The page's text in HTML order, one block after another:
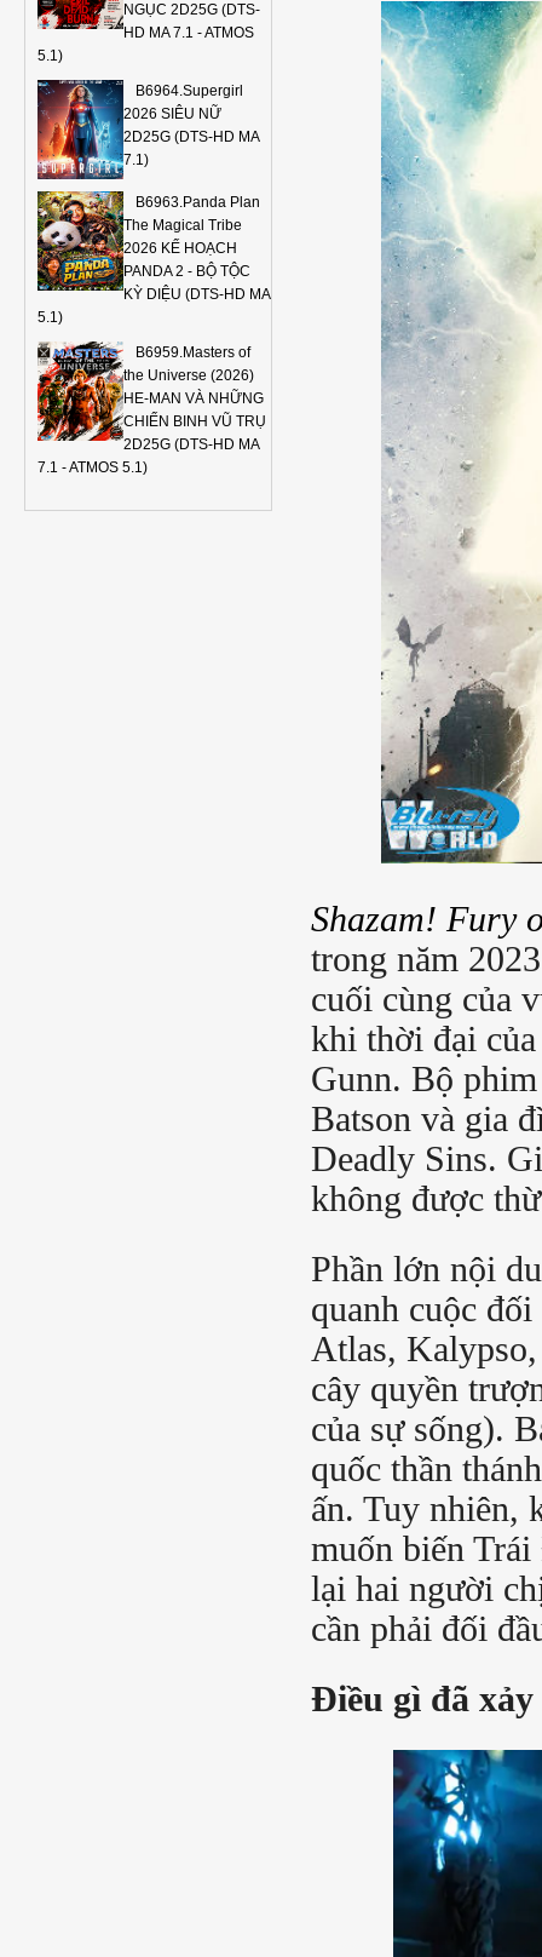
NGỤC 2D25G (DTS-
HD MA 7.1 - ATMOS
5.1)
B6964.Supergirl
2026 SIÊU NỮ
2D25G (DTS-HD MA
7.1)
B6963.Panda Plan
The Magical Tribe
2026 KẾ HOẠCH
PANDA 2 - BỘ TỘC
KỲ DIỆU (DTS-HD MA
5.1)
B6959.Masters of
the Universe (2026)
HE-MAN VÀ NHỮNG
CHIẾN BINH VŨ TRỤ
2D25G (DTS-HD MA
7.1 - ATMOS 5.1)
Shazam! Fury
trong năm
cuối cùng của
khi thời đại
Gunn. Bộ
Batson và gia
Deadly Sins.
không được
Phần lớn nội
quanh cuộc
Atlas, Kalypso,
cây quyền
của sự sống).
quốc thần
ấn. Tuy nhiên,
muốn biến
lại hai người
cần phải đối
Điều gì đã xảy